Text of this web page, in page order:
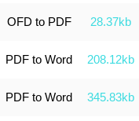
OFD to PDF 28.37kb
PDF to Word 208.12kb
PDF to Word 345.83kb